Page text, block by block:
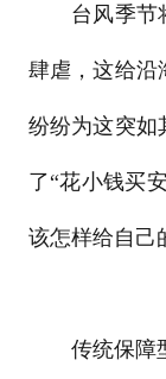
台风季节将
肆虐，这给沿
纷纷为这突如
了“花小钱买
该怎样给自己
传统保障